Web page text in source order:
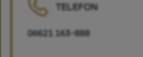
TELEFON
06621 163-888